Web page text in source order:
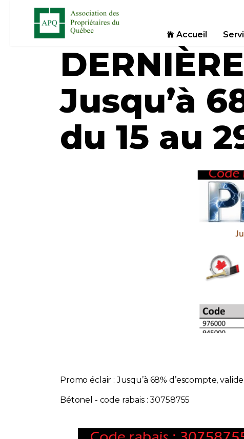
Accueil
Jusqu’à
du 15 au
Promo éclair : Jusqu’à 68% d’escompte,
Bétonel - code rabais : 30758755